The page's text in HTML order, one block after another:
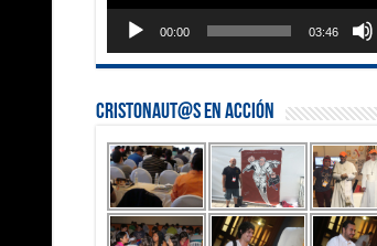
00:00 03:46
Cristonaut@s en Acción